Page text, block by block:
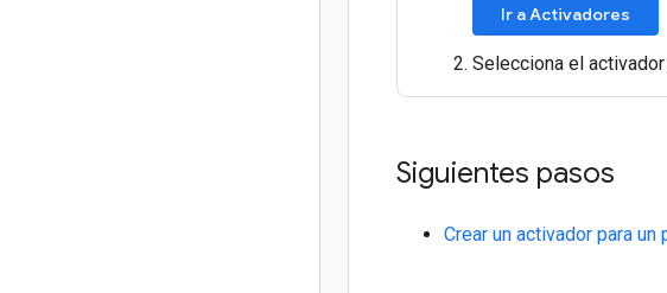
Ir a Activadores
Selecciona el
Siguientes pasos
Crear un activador para